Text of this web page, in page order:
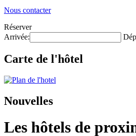
Nous contacter
Réserver
Arrivée:
Carte de l'hôtel
Nouvelles
Les hôtels de